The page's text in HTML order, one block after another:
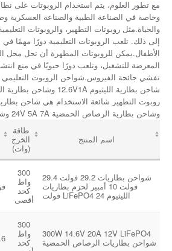
مع تطور العلوم، يتم استخدام الروبوتات على
وخاصة في الصناعة الطبية والصناعة العسكرية
والحياة.مثل روبوتات التطهير، والروبوتات
إلى ذلك. تلعب الروبوتات التعليمية دورًا مهمًا في
الأطفال.يمكن للروبوتات المطهرة أن تحل محل
المعرضة للتشغيل، وتلعب دورًا حيويًا في منع
تفشي جائحة الفيروس.شواحن الروبوت التعليمي
وشاحن بطارية الرصاص الحمضية 24V 5A 7A وشاحن بطارية 48V.
اسم المنتج
طاقة
الخرج
(وات)
شواحن بطاريات 29.2 فولت 29.4
فولت 10 أمبير لحزم بطاريات
الليثيوم LiFePO4 24 فولت
300
واط
كحد
أقصى
300W 14.6V 20A 12V LiFePO4
شواحن بطاريات الرصاص الحمضية
300
واط
كحد